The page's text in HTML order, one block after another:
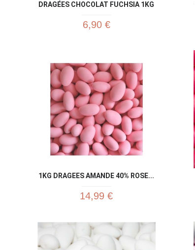
DRAGÉES CHOCOLAT FUCHSIA 1KG
6,90 €
1KG DRAGEES AMANDE 40% ROSE...
14,99 €